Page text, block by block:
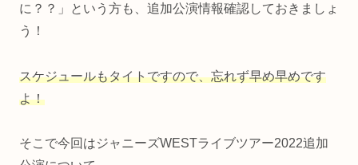
に？？」という方も、追加公演情報確認しておきましょ
う！
スケジュールもタイトですので、忘れず早め早めです
よ！
そこで今回はジャニーズWESTライブツアー2022追加